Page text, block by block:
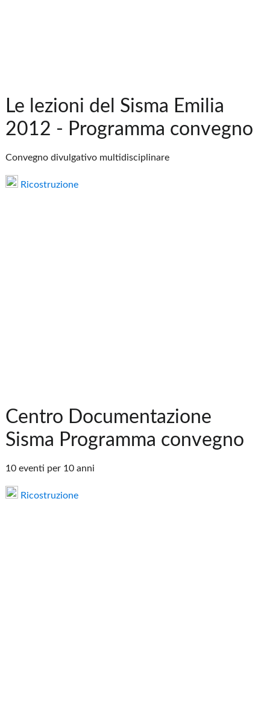
Le lezioni del Sisma Emilia
2012 - Programma convegno
Convegno divulgativo multidisciplinare
Ricostruzione
Centro Documentazione
Sisma Programma convegno
10 eventi per 10 anni
Ricostruzione